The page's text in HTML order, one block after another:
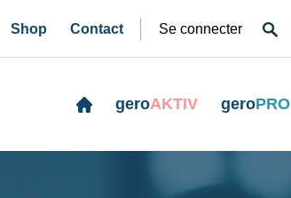
Shop Contact Se connecter
geroAKTIV geroPRO